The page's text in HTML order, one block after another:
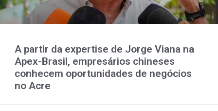
A partir da expertise de Jorge Viana na
Apex-Brasil, empresários chineses
conhecem oportunidades de negócios
no Acre